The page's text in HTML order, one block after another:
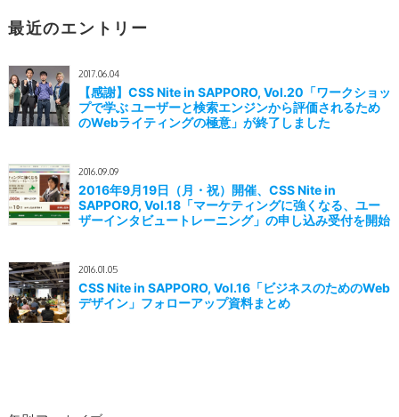
最近のエントリー
2017.06.04
【感謝】CSS Nite in SAPPORO, Vol.20「ワークショッ
プで学ぶ ユーザーと検索エンジンから評価されるため
のWebライティングの極意」が終了しました
2016.09.09
2016年9月19日（月・祝）開催、CSS Nite in
SAPPORO, Vol.18「マーケティングに強くなる、ユー
ザーインタビュートレーニング」の申し込み受付を開始
2016.01.05
CSS Nite in SAPPORO, Vol.16「ビジネスのためのWeb
デザイン」フォローアップ資料まとめ